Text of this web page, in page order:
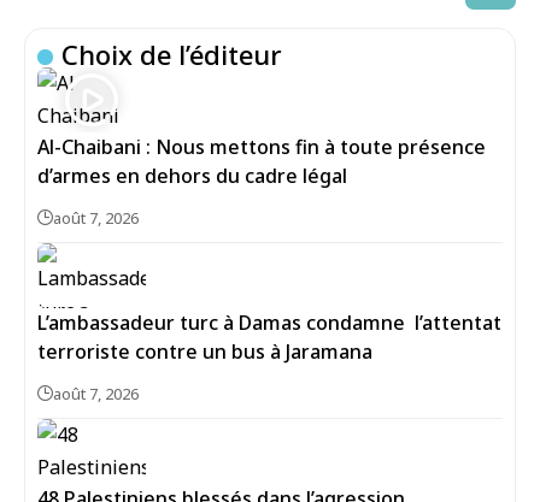
Choix de l’éditeur
Al-Chaibani : Nous mettons fin à toute présence
d’armes en dehors du cadre légal
août 7, 2026
L’ambassadeur turc à Damas condamne l’attentat
terroriste contre un bus à Jaramana
août 7, 2026